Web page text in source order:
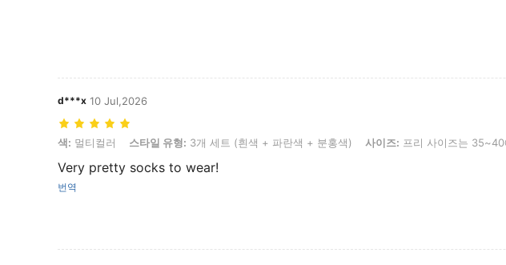
d***x 10 Jul,2026
색: 멀티컬러, 스타일 유형: 3개 세트 (흰색 + 파란색 + 분홍색), 사이즈: 프리 사이즈는 35~40에 모두 맞습
색: 멀티컬러 스타일 유형: 3개 세트 (흰색 + 파란색 + 분홍색) 사이즈: 프리 사이즈는
Very pretty socks to wear!
번역